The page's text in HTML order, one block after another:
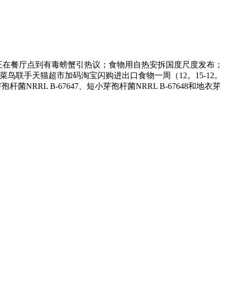
厅点到有毒螃蟹引热议；食物用自热安拆国度尺度发布；
联手天猫超市加码淘宝闪购进出口食物一周（12。15-12。
杆菌NRRL B-67647、短小芽孢杆菌NRRL B-67648和地衣芽